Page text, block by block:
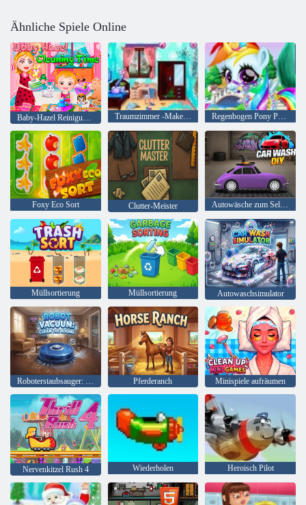
Ähnliche Spiele Online
Baby-Hazel Reinigungszeit Traumzimmer -Makeover Regenbogen Pony Pflege
Foxy Eco Sort Clutter-Meister Autowäsche zum Selbermachen
Müllsortierung Müllsortierung Autowaschsimulator
Roboterstaubsauger: Räumen Sie die Räume auf Pferderanch Minispiele aufräumen
Nervenkitzel Rush 4 Wiederholen Heroisch Pilot